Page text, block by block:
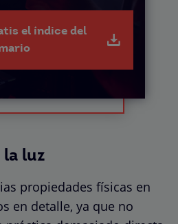
el índice del
la luz
propiedades físicas en
en detalle, ya que no